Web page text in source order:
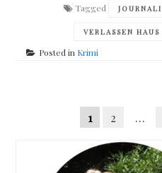
Tagged
VERLASSEN HAUS
Posted in Krimi
Posts
navigation
Beiträge
1 2 …